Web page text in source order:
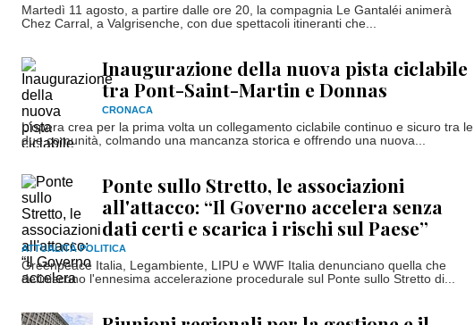
Martedì 11 agosto, a partire dalle ore 20, la compagnia Le Gantaléi animerà
Chez Carral, a Valgrisenche, con due spettacoli itineranti che...
Inaugurazione della nuova pista ciclabile
tra Pont-Saint-Martin e Donnas
CRONACA
L'opera crea per la prima volta un collegamento ciclabile continuo e sicuro tra le
due comunità, colmando una mancanza storica e offrendo una nuova...
Ponte sullo Stretto, le associazioni
all'attacco: “Il Governo accelera senza
dati certi e scarica i rischi sul Paese”
ATTUALITÀ POLITICA
Greenpeace Italia, Legambiente, LIPU e WWF Italia denunciano quella che
definiscono l'ennesima accelerazione procedurale sul Ponte sullo Stretto di...